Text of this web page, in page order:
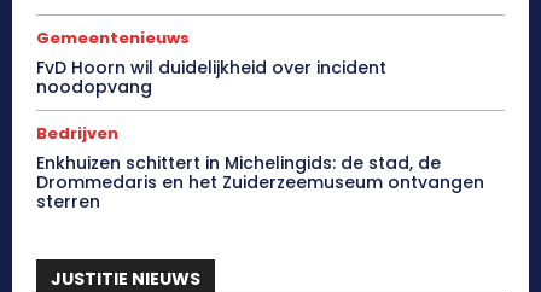
Gemeentenieuws
FvD Hoorn wil duidelijkheid over incident
noodopvang
Bedrijven
Enkhuizen schittert in Michelingids: de stad, de
Drommedaris en het Zuiderzeemuseum ontvangen
sterren
JUSTITIE NIEUWS